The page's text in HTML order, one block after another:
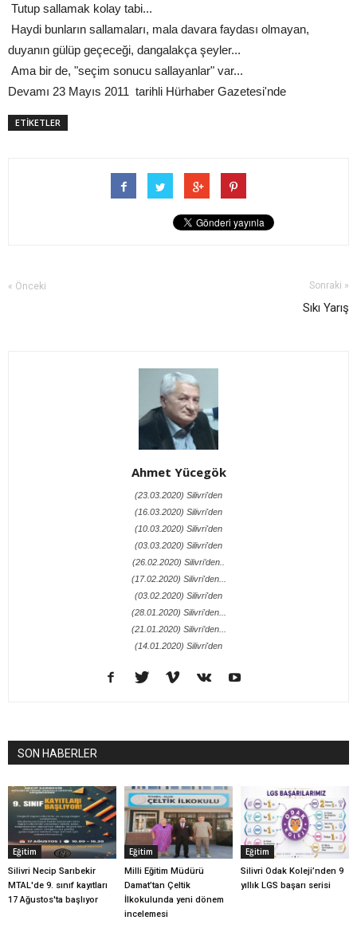
Tutup sallamak kolay tabi...
Haydi bunların sallamaları, mala davara faydası olmayan,
duyanın gülüp geçeceği, dangalakça şeyler...
Ama bir de, "seçim sonucu sallayanlar" var...
Devamı 23 Mayıs 2011 tarihli Hürhaber Gazetesi'nde
ETİKETLER
« Önceki Sonraki »
Sıkı Yarış
Ahmet Yücegök
(23.03.2020) Silivri'den
(16.03.2020) Silivri'den
(10.03.2020) Silivri'den
(03.03.2020) Silivri'den
(26.02.2020) Silivri’den..
(17.02.2020) Silivri'den...
(03.02.2020) Silivri'den
(28.01.2020) Silivri'den...
(21.01.2020) Silivri’den...
(14.01.2020) Silivri'den
SON HABERLER
Eğitim
Silivri Necip Sarıbekir
MTAL'de 9. sınıf kayıtları
17 Ağustos'ta başlıyor
Eğitim
Milli Eğitim Müdürü
Damat’tan Çeltik
İlkokulunda yeni dönem
incelemesi
Eğitim
Silivri Odak Koleji’nden 9
yıllık LGS başarı serisi